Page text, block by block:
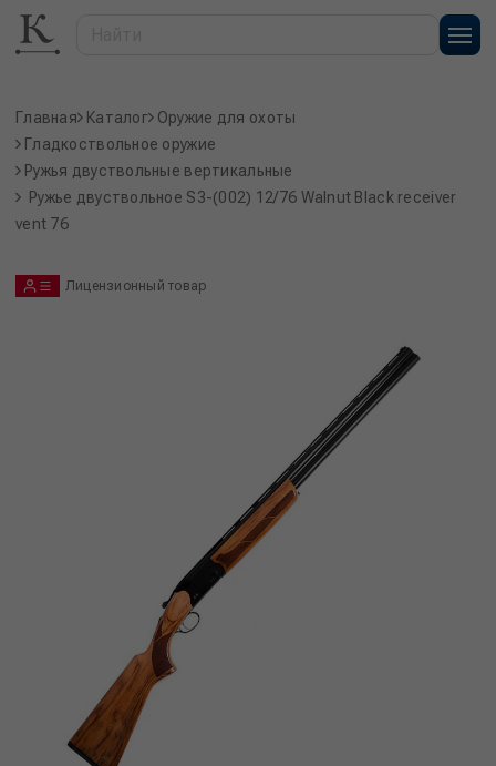
Главная Каталог Оружие для охоты
Гладкоствольное оружие
Ружья двуствольные вертикальные
Ружье двуствольное S3-(002) 12/76 Walnut Black receiver
vent 76
Лицензионный товар